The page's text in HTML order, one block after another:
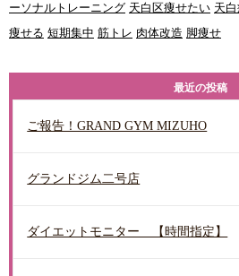
ーソナルトレーニング 天白区痩せたい 天
痩せる 短期集中 筋トレ 肉体改造 脚痩せ
最近の投稿
ご報告！GRAND GYM MIZUHO
グランドジム二号店
ダイエットモニター 【時間指定】